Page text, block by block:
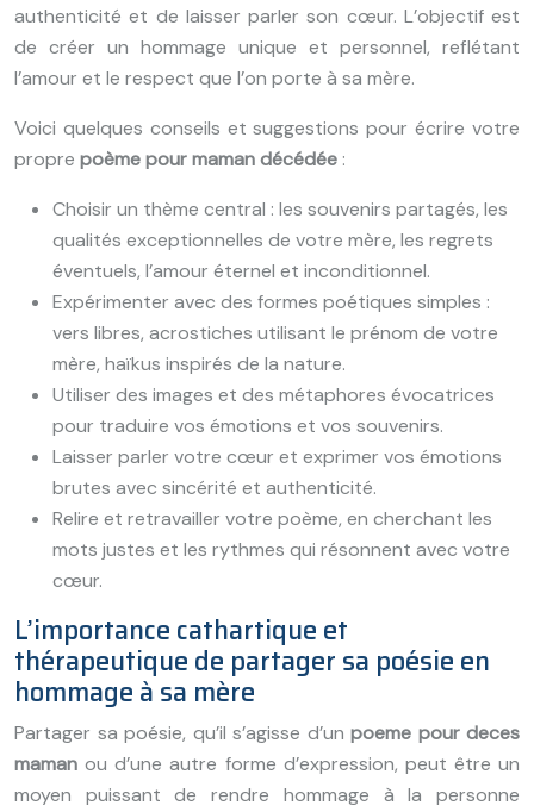
authenticité et de laisser parler son cœur. L’objectif est
de créer un hommage unique et personnel, reflétant
l’amour et le respect que l’on porte à sa mère.
Voici quelques conseils et suggestions pour écrire votre
propre poème pour maman décédée :
Choisir un thème central : les souvenirs partagés, les
qualités exceptionnelles de votre mère, les regrets
éventuels, l’amour éternel et inconditionnel.
Expérimenter avec des formes poétiques simples :
vers libres, acrostiches utilisant le prénom de votre
mère, haïkus inspirés de la nature.
Utiliser des images et des métaphores évocatrices
pour traduire vos émotions et vos souvenirs.
Laisser parler votre cœur et exprimer vos émotions
brutes avec sincérité et authenticité.
Relire et retravailler votre poème, en cherchant les
mots justes et les rythmes qui résonnent avec votre
cœur.
L’importance cathartique et
thérapeutique de partager sa poésie en
hommage à sa mère
Partager sa poésie, qu’il s’agisse d’un poeme pour deces
mamanou d’une autre forme d’expression, peut être un
moyen puissant de rendre hommage à la personne